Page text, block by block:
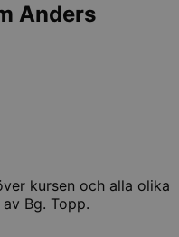
Anders
kursen och alla olika
Bg. Topp.